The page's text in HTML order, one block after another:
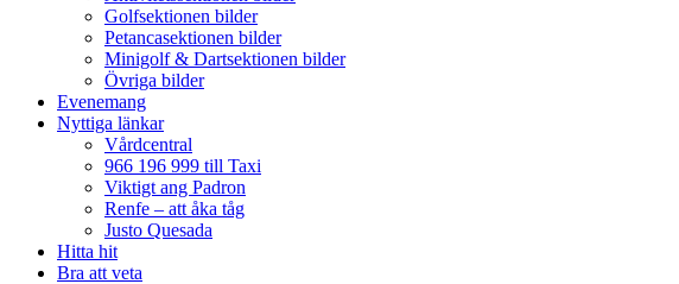
Golfsektionen bilder
Petancasektionen bilder
Minigolf & Dartsektionen bilder
Övriga bilder
Evenemang
Nyttiga länkar
Vårdcentral
966 196 999 till Taxi
Viktigt ang Padron
Renfe – att åka tåg
Justo Quesada
Hitta hit
Bra att veta